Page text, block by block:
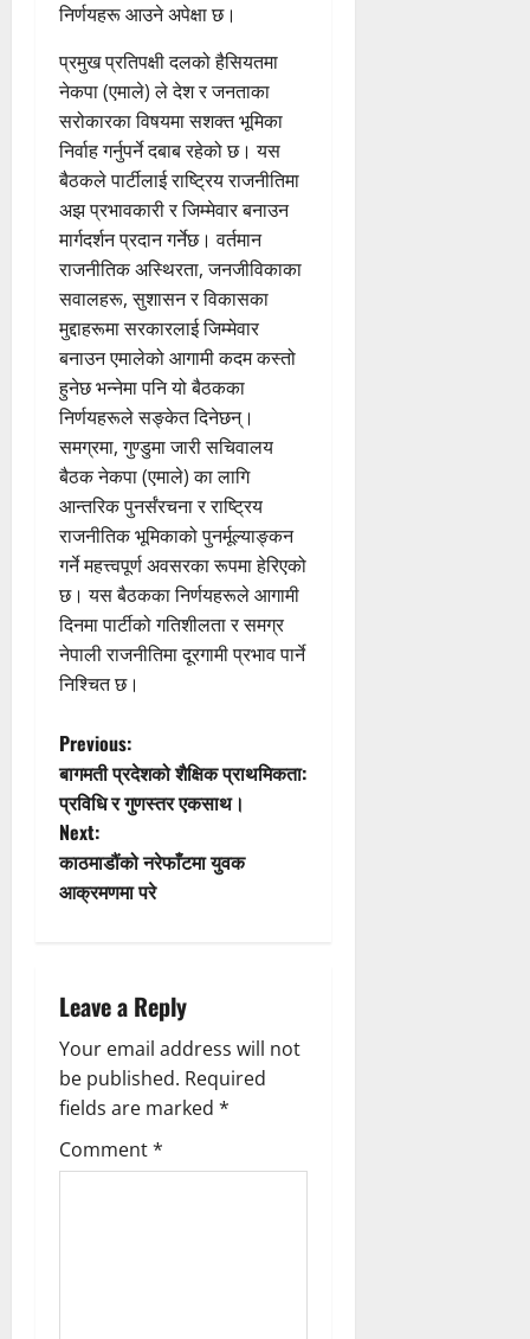
निर्णयहरू आउने अपेक्षा छ।
प्रमुख प्रतिपक्षी दलको हैसियतमा
नेकपा (एमाले) ले देश र जनताका
सरोकारका विषयमा सशक्त भूमिका
निर्वाह गर्नुपर्ने दबाब रहेको छ। यस
बैठकले पार्टीलाई राष्ट्रिय राजनीतिमा
अझ प्रभावकारी र जिम्मेवार बनाउन
मार्गदर्शन प्रदान गर्नेछ। वर्तमान
राजनीतिक अस्थिरता, जनजीविकाका
सवालहरू, सुशासन र विकासका
मुद्दाहरूमा सरकारलाई जिम्मेवार
बनाउन एमालेको आगामी कदम कस्तो
हुनेछ भन्नेमा पनि यो बैठकका
निर्णयहरूले सङ्केत दिनेछन्।
समग्रमा, गुण्डुमा जारी सचिवालय
बैठक नेकपा (एमाले) का लागि
आन्तरिक पुनर्संरचना र राष्ट्रिय
राजनीतिक भूमिकाको पुनर्मूल्याङ्कन
गर्ने महत्त्वपूर्ण अवसरका रूपमा हेरिएको
छ। यस बैठकका निर्णयहरूले आगामी
दिनमा पार्टीको गतिशीलता र समग्र
नेपाली राजनीतिमा दूरगामी प्रभाव पार्ने
निश्चित छ।
P
o
s
t
a
v
i
g
Previous:
बागमती प्रदेशको शैक्षिक प्राथमिकता:
प्रविधि र गुणस्तर एकसाथ।
Next:
काठमाडौंको नरेफाँटमा युवक
आक्रमणमा परे
Leave a Reply
Your email address will not
be published. Required
fields are marked *
Comment*